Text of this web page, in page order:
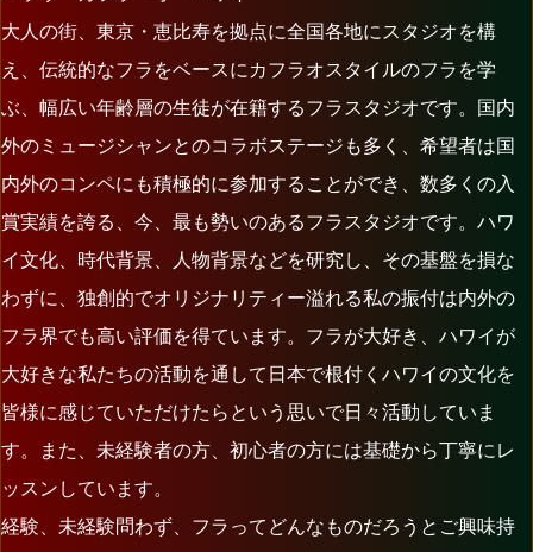
大人の街、東京・恵比寿を拠点に全国各地にスタジオを構
え、伝統的なフラをベースにカフラオスタイルのフラを学
ぶ、幅広い年齢層の生徒が在籍するフラスタジオです。国内
外のミュージシャンとのコラボステージも多く、希望者は国
内外のコンペにも積極的に参加することができ、数多くの入
賞実績を誇る、今、最も勢いのあるフラスタジオです。ハワ
イ文化、時代背景、人物背景などを研究し、その基盤を損な
わずに、独創的でオリジナリティー溢れる私の振付は内外の
フラ界でも高い評価を得ています。フラが大好き、ハワイが
大好きな私たちの活動を通して日本で根付くハワイの文化を
皆様に感じていただけたらという思いで日々活動していま
す。また、未経験者の方、初心者の方には基礎から丁寧にレ
ッスンしています。
経験、未経験問わず、フラってどんなものだろうとご興味持